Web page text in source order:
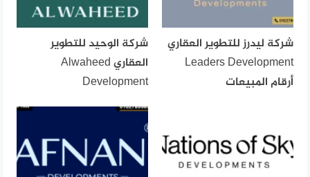
شركة ليدرز للتطوير العقاري
Leaders Development
أرقام المبيعات
شركة الوحيد للتطوير
العقاري Alwaheed
Development